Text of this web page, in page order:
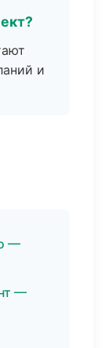
и
—
—